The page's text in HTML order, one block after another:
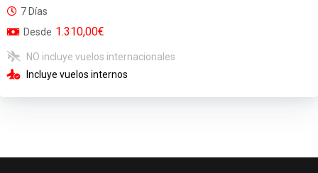
7 Días
Desde 1.310,00€
NO incluye vuelos internacionales
Incluye vuelos internos